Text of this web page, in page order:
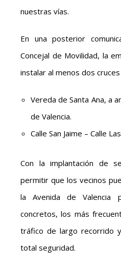
nuestras vías.
En una posterior
Concejal de Movilidad, la
instalar al menos dos
Vereda de Santa Ana, a
de Valencia.
Calle San Jaime – Calle
Con la implantación de
permitir que los vecinos
la Avenida de Valencia
concretos, los más
tráfico de largo recorrido
total seguridad.